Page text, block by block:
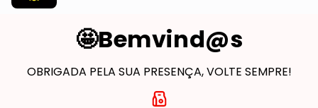
🤩Bemvind@s
OBRIGADA PELA SUA PRESENÇA, VOLTE SEMPRE!